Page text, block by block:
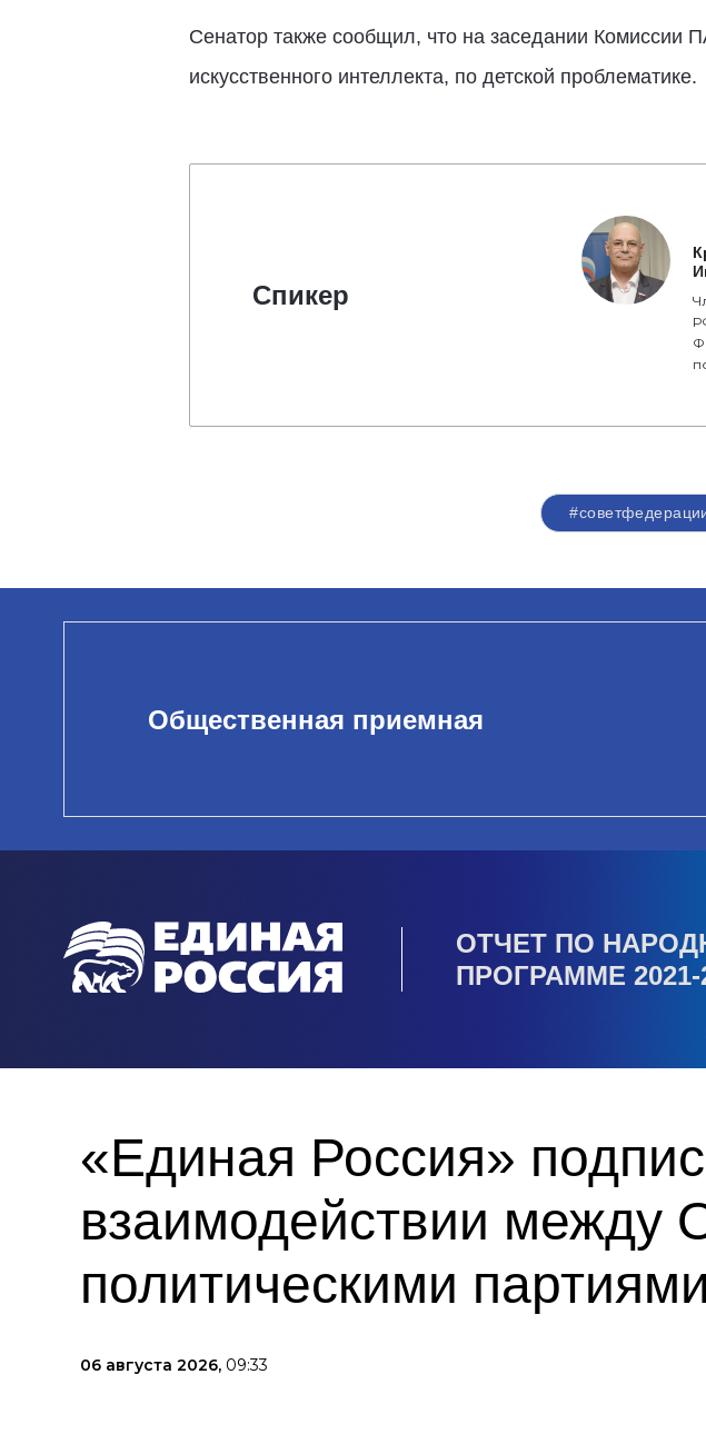
Сенатор также сообщил, что на заседании Комиссии
искусственного интеллекта, по детской проблематике.
Спикер
Общественная приемная
ОТЧЕТ ПО
ПРОГРАММЕ 2021-
«Единая Россия»
взаимодействии между
политическими партиями
06 августа 2026, 09:33